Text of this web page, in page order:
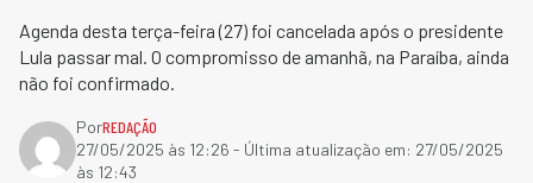
Agenda desta terça-feira (27) foi cancelada após o presidente
Lula passar mal. O compromisso de amanhã, na Paraíba, ainda
não foi confirmado.
PorREDAÇÃO
27/05/2025 às 12:26 - Última atualização em: 27/05/2025
às 12:43